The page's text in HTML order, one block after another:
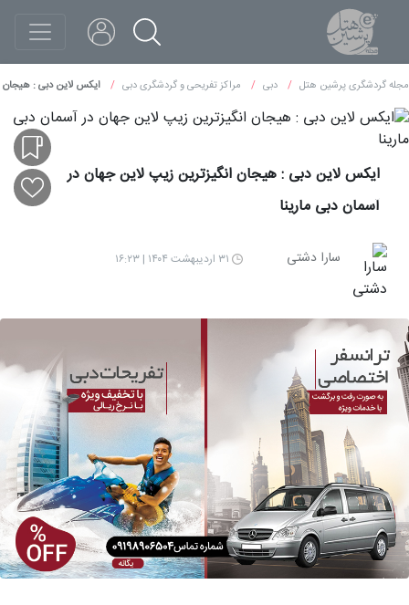
مجله گردشگری پرشین هتل دبی مراکز تفریحی و گردشگری دبی ایکس لاین دبی : هیجان‌
ایکس لاین دبی : هیجان‌ انگیزترین زیپ لاین جهان در
آسمان دبی مارینا
سارا دشتی ۳۱ اردیبهشت ۱۴۰۴ | ۱۶:۲۳